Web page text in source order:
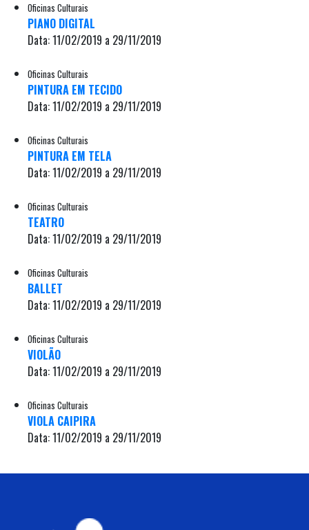
Oficinas Culturais
PIANO DIGITAL
Data: 11/02/2019 a 29/11/2019
Oficinas Culturais
PINTURA EM TECIDO
Data: 11/02/2019 a 29/11/2019
Oficinas Culturais
PINTURA EM TELA
Data: 11/02/2019 a 29/11/2019
Oficinas Culturais
TEATRO
Data: 11/02/2019 a 29/11/2019
Oficinas Culturais
BALLET
Data: 11/02/2019 a 29/11/2019
Oficinas Culturais
VIOLÃO
Data: 11/02/2019 a 29/11/2019
Oficinas Culturais
VIOLA CAIPIRA
Data: 11/02/2019 a 29/11/2019